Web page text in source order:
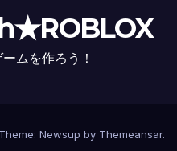
ムを作ろう！
Theme: Newsup by Themeansar.